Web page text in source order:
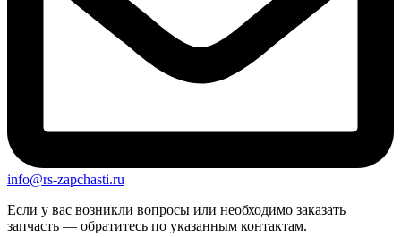
info@rs-zapchasti.ru
Если у вас возникли вопросы или необходимо заказать
запчасть — обратитесь по указанным контактам.